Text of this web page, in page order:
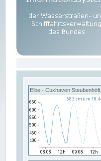
Elbe - Cuxhaven Steubenhöft